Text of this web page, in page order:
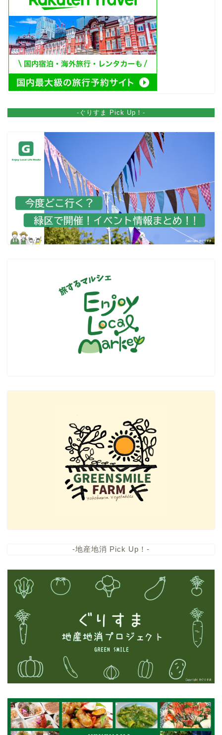
-ぐりすま Pick Up！-
-地産地消 Pick Up！-